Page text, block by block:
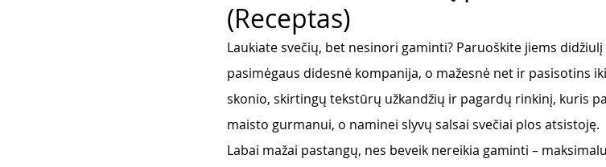
(Receptas)
Laukiate svečių, bet nesinori gaminti? Paruoškite jiems
pasimėgaus didesnė kompanija, o mažesnė net ir pasisotins
skonio, skirtingų tekstūrų užkandžių ir pagardų rinkinį, kuris
maisto gurmanui, o naminei slyvų salsai svečiai plos atsistoję.
Labai mažai pastangų, nes beveik nereikia gaminti –